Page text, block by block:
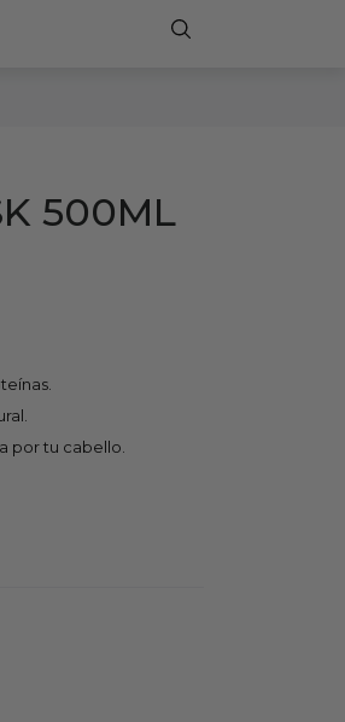
500ML
por tu cabello.